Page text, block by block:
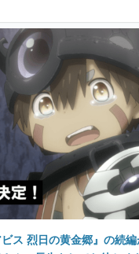
ビス 烈日の黄金郷』の続